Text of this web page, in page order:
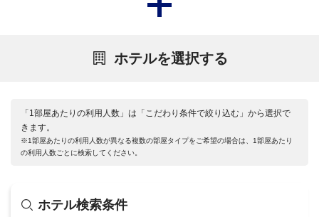
ホテルを選択する
「1部屋あたりの利用人数」は「こだわり条件で絞り込む」から選択で
きます。
※1部屋あたりの利用人数が異なる複数の部屋タイプをご希望の場合は、1部屋あたり
の利用人数ごとに検索してください。
ホテル検索条件